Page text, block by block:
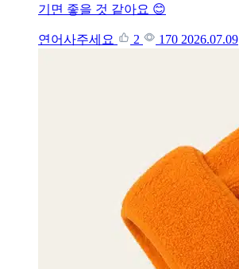
기면 좋을 것 같아요 😊
연어사주세요 2 170 2026.07.09